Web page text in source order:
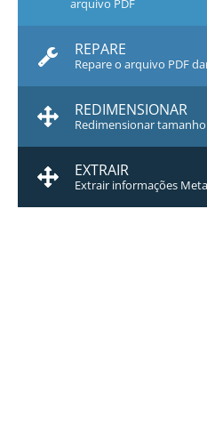
arquivo PDF
REPARE
Repare o arquivo PDF
REDIMENSIONAR
Redimensionar
EXTRAIR
Extrair informações